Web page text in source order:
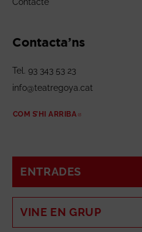
Contacta’ns
Tel. 93 343 53 23
info@teatregoya.cat
COM S’HI ARRIBA
ENTRADES
VINE EN GRUP